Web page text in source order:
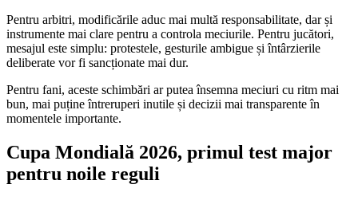
Pentru arbitri, modificările aduc mai multă responsabilitate, dar și
instrumente mai clare pentru a controla meciurile. Pentru jucători,
mesajul este simplu: protestele, gesturile ambigue și întârzierile
deliberate vor fi sancționate mai dur.
Pentru fani, aceste schimbări ar putea însemna meciuri cu ritm mai
bun, mai puține întreruperi inutile și decizii mai transparente în
momentele importante.
Cupa Mondială 2026, primul test major
pentru noile reguli